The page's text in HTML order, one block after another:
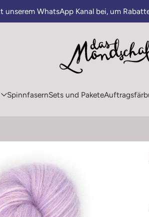
unserem WhatsApp Kanal bei, um
SpinnfasernSets und Pakete